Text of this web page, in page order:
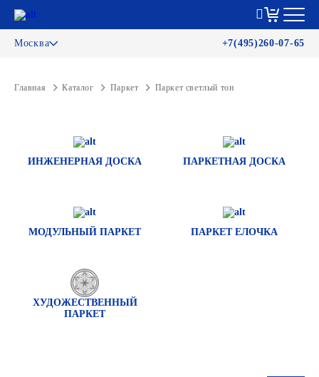
Москва +7(495)260-07-65
Главная Каталог Паркет Паркет светлый тон
ИНЖЕНЕРНАЯ ДОСКА ПАРКЕТНАЯ ДОСКА
МОДУЛЬНЫЙ ПАРКЕТ ПАРКЕТ ЕЛОЧКА
ХУДОЖЕСТВЕННЫЙ
ПАРКЕТ